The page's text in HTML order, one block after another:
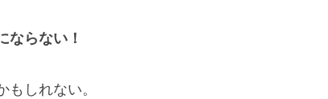
ならない！
もしれない。